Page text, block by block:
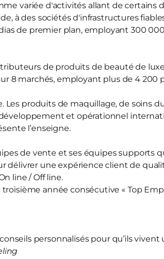
variée d'activités allant de certains
à des sociétés d'infrastructures
de premier plan, employant 300
de produits de beauté de
8 marchés, employant plus de 4 200
Les produits de maquillage, de soins
et opérationnel
l’enseigne.
de vente et ses équipes supports
délivrer une expérience client de
line / Off line.
année consécutive « Top
personnalisés pour qu’ils vivent